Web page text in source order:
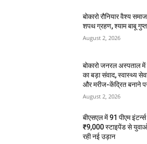
बोकारो रौनियार वैश्य
शपथ ग्रहण, श्याम बाबू
August 2, 2026
बोकारो जनरल अस्पताल
का बड़ा संवाद, स्वास्थ्य
और मरीज-केंद्रित बनाने
August 2, 2026
बीएसएल में 91 पीएम
₹9,000 स्टाइपेंड से
रही नई उड़ान